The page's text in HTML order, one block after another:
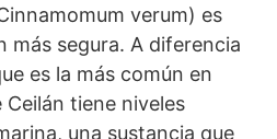
verum) es
más segura. A diferencia
es la más común en
tiene niveles
una sustancia que